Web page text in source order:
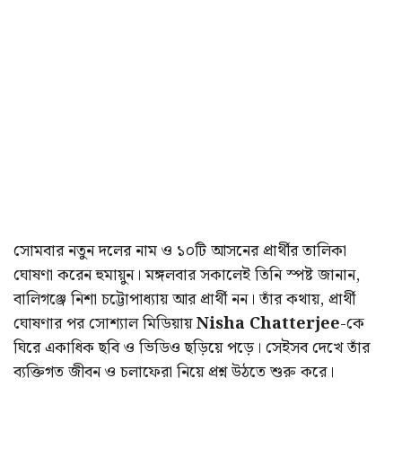
সোমবার নতুন দলের নাম ও ১০টি আসনের প্রার্থীর তালিকা
ঘোষণা করেন হুমায়ুন। মঙ্গলবার সকালেই তিনি স্পষ্ট জানান,
বালিগঞ্জে নিশা চট্টোপাধ্যায় আর প্রার্থী নন। তাঁর কথায়, প্রার্থী
ঘোষণার পর সোশ্যাল মিডিয়ায়Nisha Chatterjee-কে
ঘিরে একাধিক ছবি ও ভিডিও ছড়িয়ে পড়ে। সেইসব দেখে তাঁর
ব্যক্তিগত জীবন ও চলাফেরা নিয়ে প্রশ্ন উঠতে শুরু করে।